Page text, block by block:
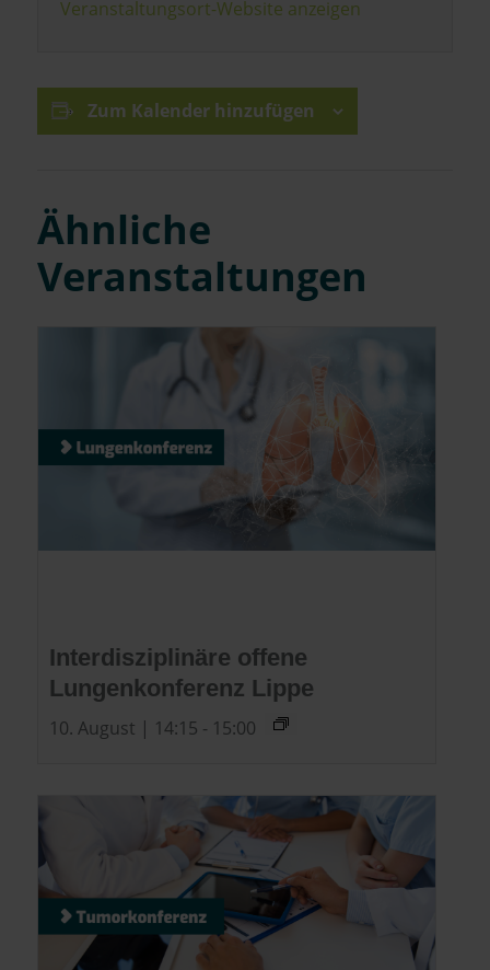
Veranstaltungsort-Website anzeigen
Zum Kalender hinzufügen
Ähnliche
Veranstaltungen
Interdisziplinäre offene
Lungenkonferenz Lippe
10. August | 14:15 - 15:00